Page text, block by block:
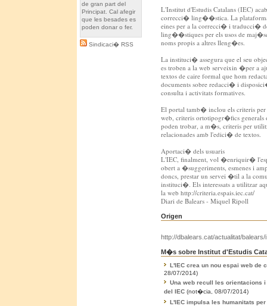
de gran part del
Principat. Cal afegir
que les besades es
poden donar o fer.
Sindicaci� RSS
L'Institut d'Estudis Catalans (IEC)
correcci� ling��stica. La
eines per a la correcci� i traducci�
ling��stiques per els usos de
noms propis a altres lleng�es.
La instituci� assegura que el seu
es troben a la web serveixin �per a
textos de caire formal que hom
documents sobre redacci� i
consulta i activitats formatives.
El portal tamb� inclou els criteris
web, criteris ortotipogr�fics
poden trobar, a m�s, criteris per
relacionades amb l'edici� de textos.
Aportaci� dels usuaris
L'IEC, finalment, vol �enriquir�
obert a �suggeriments, esmenes i
doncs, prestar un servei �til a la
instituci�. Els interessats a utilitzar
la web http://criteria.espais.iec.cat/
Diari de Balears - Miquel Ripoll
Origen
http://dbalears.cat/actualitat/balears/
M�s sobre Institut d'Estudis
L'IEC crea un nou espai web
28/07/2014)
Una web recull les
del IEC (not�cia, 08/07/2014)
L'IEC impulsa les humanitats